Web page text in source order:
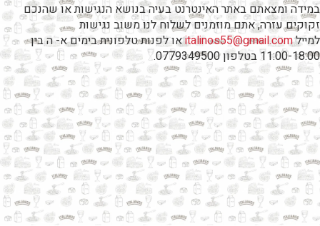
במידה ומצאתם באתר האינטרנט בעיה בנושא הנגישות או שהנכם
זקוקים עזרה, אתם מוזמנים לשלוח לנו משוב נגישות
למיילitalinos55@gmail.comאו לפנות טלפונית בימים א- ה בין
11:00-18:00 בטלפון 0779349500.